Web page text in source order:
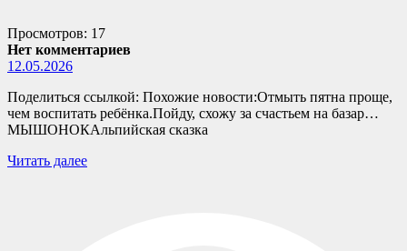
Просмотров: 17
Нет комментариев
12.05.2026
Поделиться ссылкой: Похожие новости:Отмыть пятна проще,
чем воспитать ребёнка.Пойду, схожу за счастьем на базар…
МЫШОНОКАльпийская сказка
Читать далее